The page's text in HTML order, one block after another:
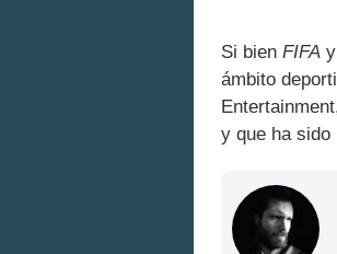
Si bien FIFA y
ámbito
y que ha sido